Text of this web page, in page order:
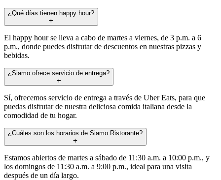
¿Qué días tienen happy hour?
El happy hour se lleva a cabo de martes a viernes, de 3 p.m. a 6
p.m., donde puedes disfrutar de descuentos en nuestras pizzas y
bebidas.
¿Siamo ofrece servicio de entrega?
Sí, ofrecemos servicio de entrega a través de Uber Eats, para que
puedas disfrutar de nuestra deliciosa comida italiana desde la
comodidad de tu hogar.
¿Cuáles son los horarios de Siamo Ristorante?
Estamos abiertos de martes a sábado de 11:30 a.m. a 10:00 p.m., y
los domingos de 11:30 a.m. a 9:00 p.m., ideal para una visita
después de un día largo.